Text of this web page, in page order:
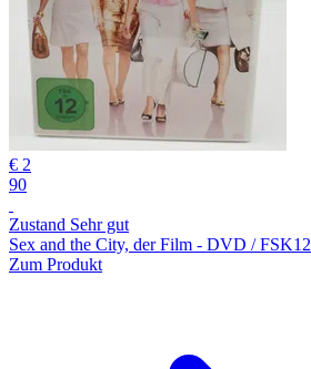
€ 2
90
Zustand Sehr gut
Sex and the City, der Film - DVD / FSK12
Zum Produkt